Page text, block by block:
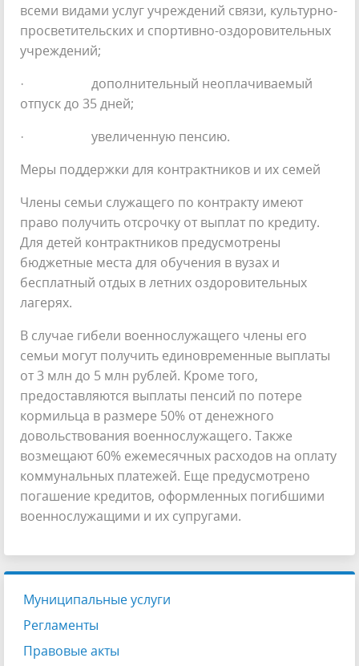
всеми видами услуг учреждений связи, культурно-
просветительских и спортивно-оздоровительных
учреждений;
· дополнительный неоплачиваемый
отпуск до 35 дней;
· увеличенную пенсию.
Меры поддержки для контрактников и их семей
Члены семьи служащего по контракту имеют
право получить отсрочку от выплат по кредиту.
Для детей контрактников предусмотрены
бюджетные места для обучения в вузах и
бесплатный отдых в летних оздоровительных
лагерях.
В случае гибели военнослужащего члены его
семьи могут получить единовременные выплаты
от 3 млн до 5 млн рублей. Кроме того,
предоставляются выплаты пенсий по потере
кормильца в размере 50% от денежного
довольствования военнослужащего. Также
возмещают 60% ежемесячных расходов на оплату
коммунальных платежей. Еще предусмотрено
погашение кредитов, оформленных погибшими
военнослужащими и их супругами.
Муниципальные услуги
Регламенты
Правовые акты